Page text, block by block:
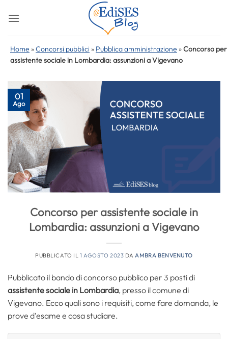
Home »Concorsi pubblici » Pubblica amministrazione »Concorso per
assistente sociale in Lombardia: assunzioni a Vigevano
01
Ago
Concorso per assistente sociale in
Lombardia: assunzioni a Vigevano
PUBBLICATO IL 1 AGOSTO 2023 DA AMBRA BENVENUTO
Pubblicato il bando di concorso pubblico per 3 posti di
assistente sociale in Lombardia, presso il comune di
Vigevano. Ecco quali sono i requisiti, come fare domanda, le
prove d’esame e cosa studiare.